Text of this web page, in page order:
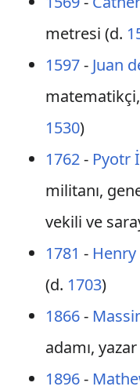
metresi (d.
1597- Juan
matematikçi,
1530)
1762- Pyotr
militanı,
vekili ve
1781 -
(d. 1703)
1866-
adamı,
1896-